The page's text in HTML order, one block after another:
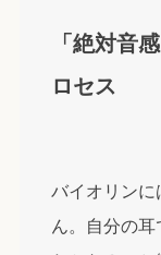
「絶対音
ロセス
バイオリンに
ん。自分の